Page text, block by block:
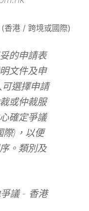
香港 / 跨境或國際)
的申請表
文件及申
選擇申請
或仲裁服
確定爭議
際)，以便
。類別及
議 - 香港